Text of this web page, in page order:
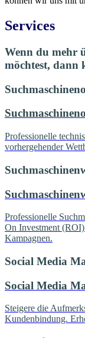
Services
Wenn du mehr
möchtest, dann
Professionelle
vorhergehender
Professionelle
On Investment
Kampagnen.
Social Media
Social Media
Steigere die
Kundenbindung.